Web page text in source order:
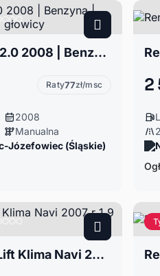
Renault Laguna III 2.0 2008 | Benzyna | Uszkodzona uszczelka głowicy
Raty77zł/msc
2008
Manualna
Józefowiec (Śląskie)
2
Renault Laguna II Lift Klima Navi 2007 r 1.9 dCi